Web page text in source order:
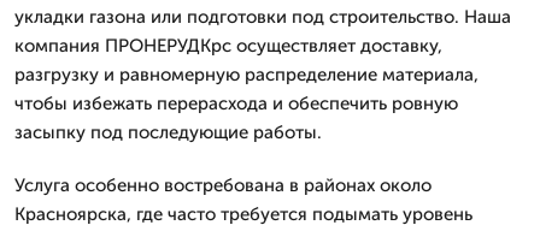
укладки газона или подготовки под строительство. Наша
компания ПРОНЕРУДКрс осуществляет доставку,
разгрузку и равномерную распределение материала,
чтобы избежать перерасхода и обеспечить ровную
засыпку под последующие работы.
Услуга особенно востребована в районах около
Красноярска, где часто требуется подымать уровень